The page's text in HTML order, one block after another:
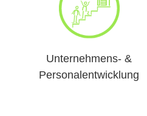
Unternehmens- &
Personalentwicklung